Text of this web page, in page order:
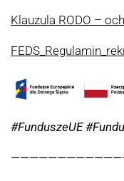
Klauzula RODO –
#FunduszeUE